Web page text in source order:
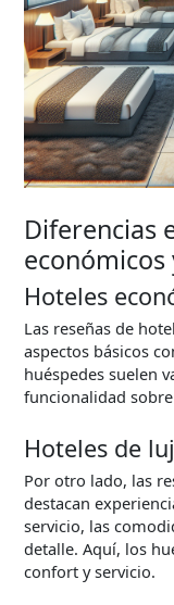
Diferencias
económicos
Hoteles
Las reseñas de
aspectos básicos
huéspedes suelen
funcionalidad
Hoteles de
Por otro lado, las
destacan
servicio, las
detalle. Aquí, los
confort y servicio.